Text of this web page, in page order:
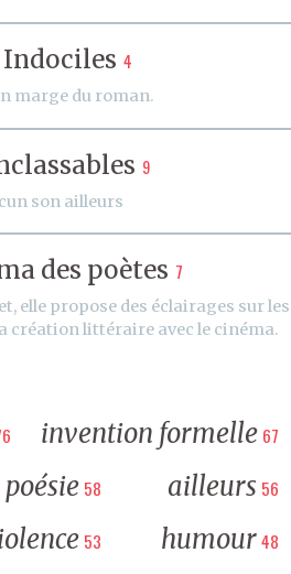
Indociles 4
marge du roman.
9
son ailleurs
des poètes 7
elle propose des éclairages sur les
création littéraire avec le cinéma.
invention formelle 67
poésie 58 ailleurs 56
53 humour48